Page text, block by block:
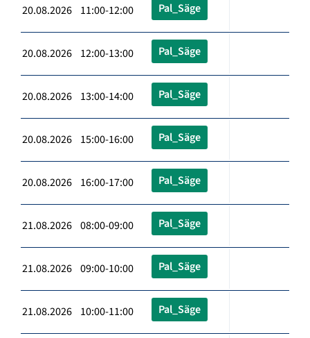
20.08.2026 11:00-12:00 Pal_Säge
20.08.2026 12:00-13:00 Pal_Säge
20.08.2026 13:00-14:00 Pal_Säge
20.08.2026 15:00-16:00 Pal_Säge
20.08.2026 16:00-17:00 Pal_Säge
21.08.2026 08:00-09:00 Pal_Säge
21.08.2026 09:00-10:00 Pal_Säge
21.08.2026 10:00-11:00 Pal_Säge